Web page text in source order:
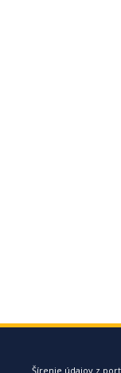
Šírenie údajov z